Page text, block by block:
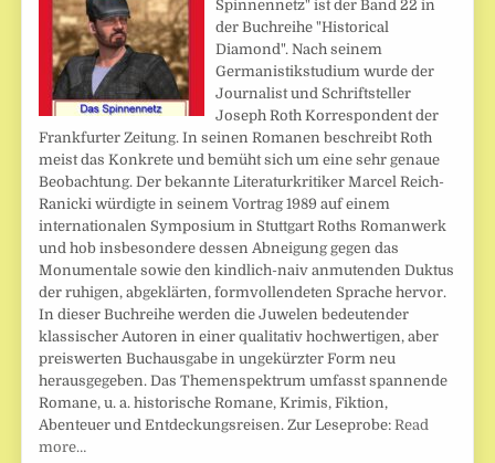
Spinnennetz" ist der Band 22 in
der Buchreihe "Historical
Diamond". Nach seinem
Germanistikstudium wurde der
Journalist und Schriftsteller
Joseph Roth Korrespondent der
Frankfurter Zeitung. In seinen Romanen beschreibt Roth
meist das Konkrete und bemüht sich um eine sehr genaue
Beobachtung. Der bekannte Literaturkritiker Marcel Reich-
Ranicki würdigte in seinem Vortrag 1989 auf einem
internationalen Symposium in Stuttgart Roths Romanwerk
und hob insbesondere dessen Abneigung gegen das
Monumentale sowie den kindlich-naiv anmutenden Duktus
der ruhigen, abgeklärten, formvollendeten Sprache hervor.
In dieser Buchreihe werden die Juwelen bedeutender
klassischer Autoren in einer qualitativ hochwertigen, aber
preiswerten Buchausgabe in ungekürzter Form neu
herausgegeben. Das Themenspektrum umfasst spannende
Romane, u. a. historische Romane, Krimis, Fiktion,
Abenteuer und Entdeckungsreisen. Zur Leseprobe: Read
more…